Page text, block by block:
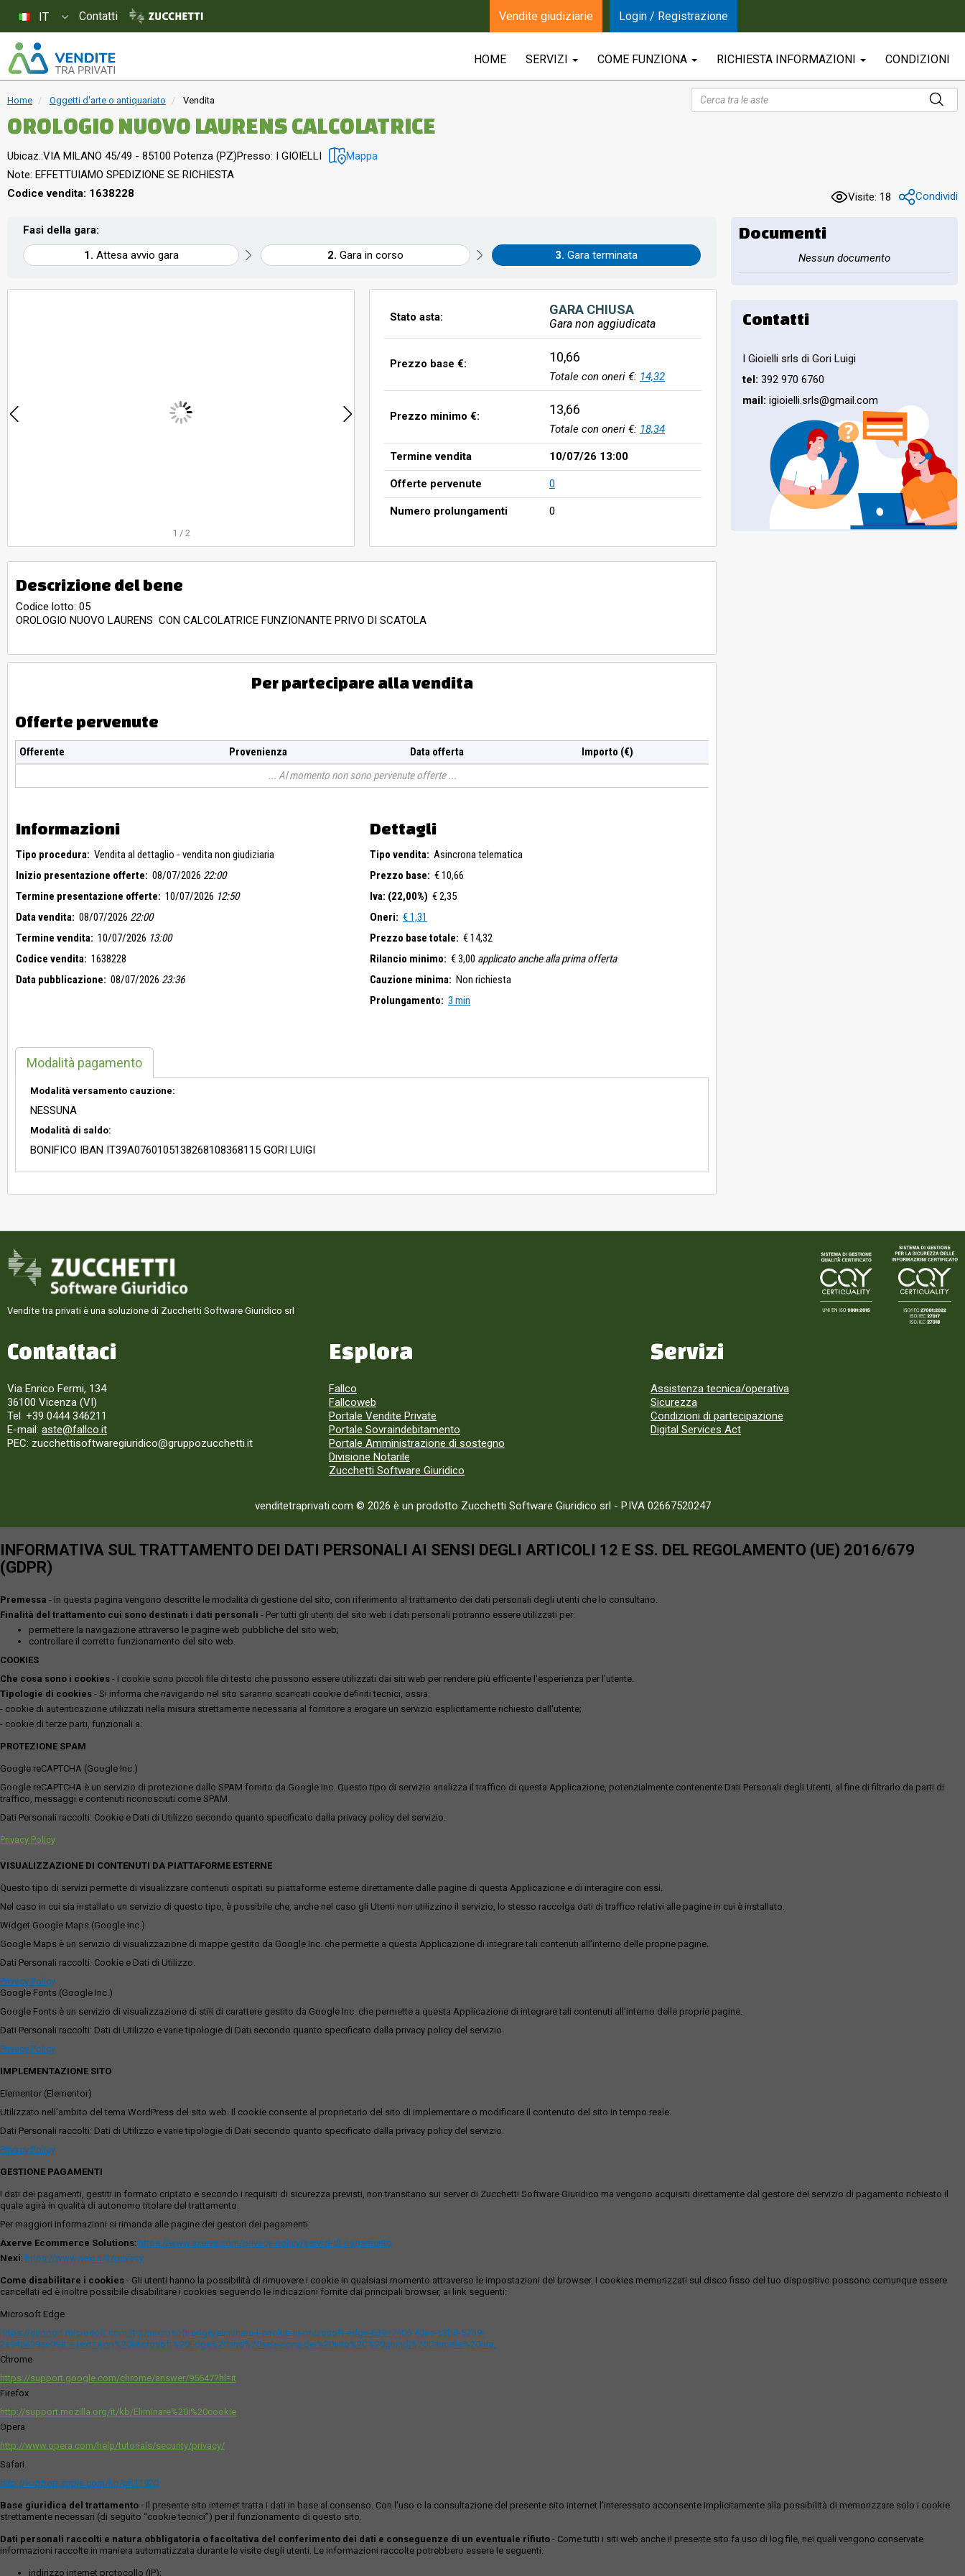
HOME SERVIZI COME FUNZIONA RICHIESTA INFORMAZIONI CONDIZIONI
Home Oggetti d'arte o antiquariato Vendita
OROLOGIO NUOVO LAURENS CALCOLATRICE
Ubicaz.:VIA MILANO 45/49 - 85100 Potenza (PZ)Presso: I GIOIELLI Mappa
Note: EFFETTUIAMO SPEDIZIONE SE RICHIESTA
Codice vendita: 1638228
Visite: 18 Condividi
Fasi della gara:
Attesa avvio gara
Gara in corso Gara terminata
1 / 2
Stato asta: GARA CHIUSA
Gara non aggiudicata
Prezzo base €: 10,66
Totale con oneri €: 14,32
Prezzo minimo €: 13,66
Totale con oneri €: 18,34
Termine vendita 10/07/26 13:00
Offerte pervenute 0
Numero prolungamenti 0
Descrizione del bene
Codice lotto: 05
OROLOGIO NUOVO LAURENS CON CALCOLATRICE FUNZIONANTE PRIVO DI SCATOLA
Per partecipare alla vendita
Offerte pervenute
Offerente Provenienza Data offerta
Importo (€)
Al momento non sono pervenute offerte
Informazioni
Tipo procedura: Vendita al dettaglio - vendita non giudiziaria
Inizio presentazione offerte: 08/07/2026 22:00
Termine presentazione offerte: 10/07/2026 12:50
Data vendita: 08/07/2026 22:00
Termine vendita: 10/07/2026 13:00
Codice vendita: 1638228
Data pubblicazione: 08/07/2026 23:36
Dettagli
Tipo vendita: Asincrona telematica
Prezzo base: € 10,66
Iva: (22,00%) € 2,35
Oneri: € 1,31
Prezzo base totale: € 14,32
Rilancio minimo: € 3,00 applicato anche alla prima offerta
Cauzione minima: Non richiesta
Prolungamento: 3 min
Modalità pagamento
Modalità versamento cauzione:
NESSUNA
Modalità di saldo:
BONIFICO IBAN IT39A0760105138268108368115 GORI LUIGI
Documenti
Nessun documento
Contatti
I Gioielli srls di Gori Luigi
tel: 392 970 6760
mail: igioielli.srls@gmail.com
Vendite tra privati è una soluzione di Zucchetti Software Giuridico srl
Contattaci
Via Enrico Fermi, 134
36100 Vicenza (VI)
Tel. +39 0444 346211
E-mail: aste@fallco.it
PEC: zucchettisoftwaregiuridico@gruppozucchetti.it
Esplora
Fallco
Fallcoweb
Portale Vendite Private
Portale Sovraindebitamento
Portale Amministrazione di sostegno
Divisione Notarile
Zucchetti Software Giuridico
Servizi
Assistenza tecnica/operativa
Sicurezza
Condizioni di partecipazione
Digital Services Act
venditetraprivati.com © 2026 è un prodotto Zucchetti Software Giuridico srl - P.IVA 02667520247
IT Contatti Vendite giudiziarie Login / Registrazione
INFORMATIVA SUL TRATTAMENTO DEI DATI PERSONALI AI SENSI DEGLI ARTICOLI 12 E SS. DEL REGOLAMENTO (UE) 2016/679
(GDPR)
Premessa - In questa pagina vengono descritte le modalità di gestione del sito, con riferimento al trattamento dei dati personali degli utenti che lo consultano.
Finalità del trattamento cui sono destinati i dati personali - Per tutti gli utenti del sito web i dati personali potranno essere utilizzati per:
permettere la navigazione attraverso le pagine web pubbliche del sito web;
controllare il corretto funzionamento del sito web.
COOKIES
Che cosa sono i cookies - I cookie sono piccoli file di testo che possono essere utilizzati dai siti web per rendere più efficiente l'esperienza per l'utente.
Tipologie di cookies - Si informa che navigando nel sito saranno scaricati cookie definiti tecnici, ossia:
- cookie di autenticazione utilizzati nella misura strettamente necessaria al fornitore a erogare un servizio esplicitamente richiesto dall'utente;
- cookie di terze parti, funzionali a:
PROTEZIONE SPAM
Google reCAPTCHA (Google Inc.)
Google reCAPTCHA è un servizio di protezione dallo SPAM fornito da Google Inc. Questo tipo di servizio analizza il traffico di questa Applicazione, potenzialmente contenente Dati Personali degli Utenti, al fine di filtrarlo da parti di
traffico, messaggi e contenuti riconosciuti come SPAM.
Dati Personali raccolti: Cookie e Dati di Utilizzo secondo quanto specificato dalla privacy policy del servizio.
Privacy Policy
VISUALIZZAZIONE DI CONTENUTI DA PIATTAFORME ESTERNE
Questo tipo di servizi permette di visualizzare contenuti ospitati su piattaforme esterne direttamente dalle pagine di questa Applicazione e di interagire con essi.
Nel caso in cui sia installato un servizio di questo tipo, è possibile che, anche nel caso gli Utenti non utilizzino il servizio, lo stesso raccolga dati di traffico relativi alle pagine in cui è installato.
Widget Google Maps (Google Inc.)
Google Maps è un servizio di visualizzazione di mappe gestito da Google Inc. che permette a questa Applicazione di integrare tali contenuti all'interno delle proprie pagine.
Dati Personali raccolti: Cookie e Dati di Utilizzo.
Privacy Policy
Google Fonts (Google Inc.)
Google Fonts è un servizio di visualizzazione di stili di carattere gestito da Google Inc. che permette a questa Applicazione di integrare tali contenuti all'interno delle proprie pagine.
Dati Personali raccolti: Dati di Utilizzo e varie tipologie di Dati secondo quanto specificato dalla privacy policy del servizio.
Privacy Policy
IMPLEMENTAZIONE SITO
Elementor (Elementor)
Utilizzato nell'ambito del tema WordPress del sito web. Il cookie consente al proprietario del sito di implementare o modificare il contenuto del sito in tempo reale.
Dati Personali raccolti: Dati di Utilizzo e varie tipologie di Dati secondo quanto specificato dalla privacy policy del servizio.
Privacy Policy
GESTIONE PAGAMENTI
I dati dei pagamenti, gestiti in formato criptato e secondo i requisiti di sicurezza previsti, non transitano sui server di Zucchetti Software Giuridico ma vengono acquisiti direttamente dal gestore del servizio di pagamento richiesto il
quale agirà in qualità di autonomo titolare del trattamento.
Per maggiori informazioni si rimanda alle pagine dei gestori dei pagamenti:
Axerve Ecommerce Solutions: https://www.axerve.com/privacy-policy/servizi-di-pagamento
Nexi: https://www.nexi.it/it/privacy
Come disabilitare i cookies - Gli utenti hanno la possibilità di rimuovere i cookie in qualsiasi momento attraverso le impostazioni del browser. I cookies memorizzati sul disco fisso del tuo dispositivo possono comunque essere
cancellati ed è inoltre possibile disabilitare i cookies seguendo le indicazioni fornite dai principali browser, ai link seguenti:
Microsoft Edge
https://support.microsoft.com/it-it/microsoft-edge/eliminare-i-cookie-in-microsoft-edge-63947406-40ac-c3b8-57b9-
2a946a29ae09#:~:text=Apri%20Microsoft%20Edge%20and%20seleziona,del%20sito%2C%20quindi%20Cancella%20ora.
Chrome
https://support.google.com/chrome/answer/95647?hl=it
Firefox
http://support.mozilla.org/it/kb/Eliminare%20i%20cookie
Opera
http://www.opera.com/help/tutorials/security/privacy/
Safari
http://support.apple.com/kb/ph11920
Base giuridica del trattamento - Il presente sito internet tratta i dati in base al consenso. Con l'uso o la consultazione del presente sito internet l’interessato acconsente implicitamente alla possibilità di memorizzare solo i cookie
strettamente necessari (di seguito “cookie tecnici”) per il funzionamento di questo sito.
Dati personali raccolti e natura obbligatoria o facoltativa del conferimento dei dati e conseguenze di un eventuale rifiuto - Come tutti i siti web anche il presente sito fa uso di log file, nei quali vengono conservate
informazioni raccolte in maniera automatizzata durante le visite degli utenti. Le informazioni raccolte potrebbero essere le seguenti:
indirizzo internet protocollo (IP);